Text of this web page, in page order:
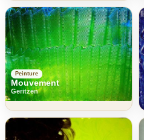
Peinture
Mouvement
Geritzen